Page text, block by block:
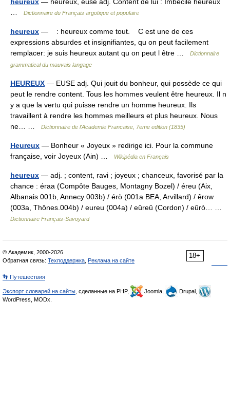
Dictionnaire du Français argotique et populaire
heureux — : heureux comme tout. C est une de ces
expressions absurdes et insignifiantes, qu on peut facilement
remplacer: je suis heureux autant qu on peut l être …
Dictionnaire
grammatical du mauvais langage
HEUREUX — EUSE adj. Qui jouit du bonheur, qui possède ce qui
peut le rendre content. Tous les hommes veulent être heureux. Il n
y a que la vertu qui puisse rendre un homme heureux. Ils
travaillent à rendre les hommes meilleurs et plus heureux. Nous
ne… …
Dictionnaire de l'Academie Francaise, 7eme edition (1835)
Heureux — Bonheur « Joyeux » redirige ici. Pour la commune
française, voir Joyeux (Ain) …
Wikipédia en Français
heureux — adj. ; content, ravi ; joyeux ; chanceux, favorisé par la
chance : éraa (Compôte Bauges, Montagny Bozel) / éreu (Aix,
Albanais 001b, Annecy 003b) / érò (001a BEA, Arvillard) / êrow
(003a, Thônes.004b) / eureu (004a) / eûreû (Cordon) / eûrò… …
Dictionnaire Français-Savoyard
18+
© Академик, 2000-2026
Обратная связь: Техподдержка Реклама на сайте
👣 Путешествия
Экспорт словарей на сайты , сделанные на PHP, Joomla,
Drupal,
WordPress, MODx.